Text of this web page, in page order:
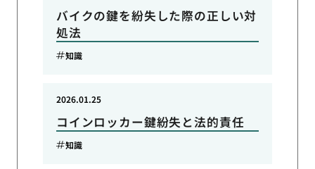
バイクの鍵を紛失した際の正しい対
処法
知識
コインロッカー鍵紛失と法的責任
2026.01.25
知識